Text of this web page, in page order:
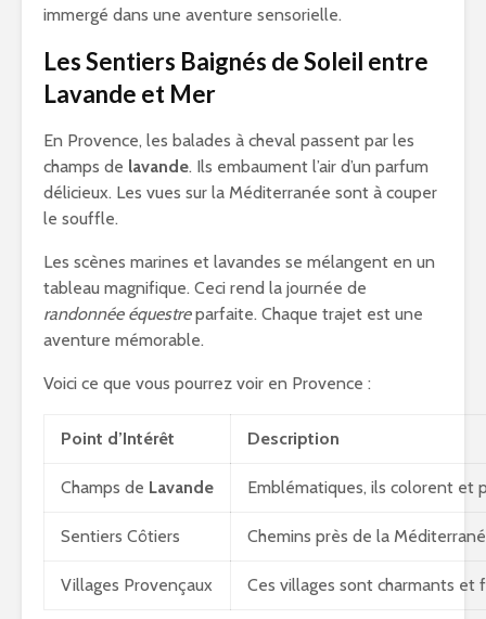
immergé dans une aventure sensorielle.
Les Sentiers Baignés de Soleil entre
Lavande et Mer
En Provence, les balades à cheval passent par les
champs de lavande. Ils embaument l’air d’un parfum
délicieux. Les vues sur la Méditerranée sont à couper
le souffle.
Les scènes marines et lavandes se mélangent en un
tableau magnifique. Ceci rend la journée de
randonnée équestreparfaite. Chaque trajet est une
aventure mémorable.
Voici ce que vous pourrez voir en Provence :
Point d’Intérêt Description
Champs de Lavande Emblématiques, ils colorent et
Sentiers Côtiers Chemins près de la
Villages Provençaux Ces villages sont charmants et